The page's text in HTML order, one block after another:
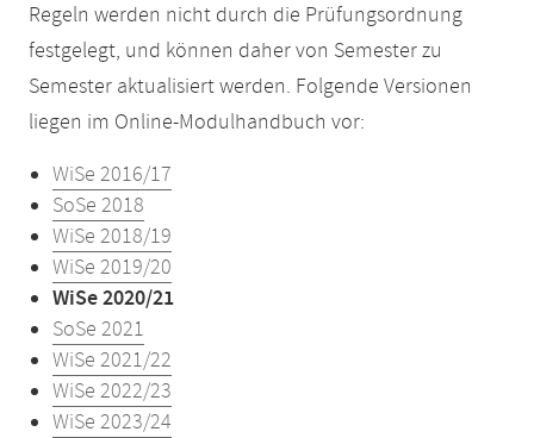
Regeln werden nicht durch die Prüfungsordnung
festgelegt, und können daher von Semester zu
Semester aktualisiert werden. Folgende Versionen
liegen im Online-Modulhandbuch vor:
WiSe 2016/17
SoSe 2018
WiSe 2018/19
WiSe 2019/20
WiSe 2020/21
SoSe 2021
WiSe 2021/22
WiSe 2022/23
WiSe 2023/24